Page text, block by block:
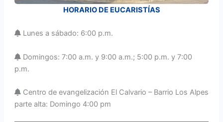
HORARIO DE EUCARISTÍAS
Lunes a sábado: 6:00 p.m.
Domingos: 7:00 a.m. y 9:00 a.m.; 5:00 p.m. y 7:00
p.m.
Centro de evangelización El Calvario – Barrio Los Alpes
parte alta: Domingo 4:00 pm